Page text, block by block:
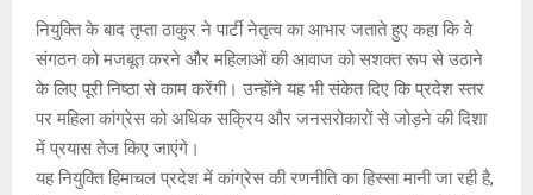
नियुक्ति के बाद तृप्ता ठाकुर ने पार्टी नेतृत्व का आभार जताते हुए कहा कि वे
संगठन को मजबूत करने और महिलाओं की आवाज को सशक्त रूप से उठाने
के लिए पूरी निष्ठा से काम करेंगी। उन्होंने यह भी संकेत दिए कि प्रदेश स्तर
पर महिला कांग्रेस को अधिक सक्रिय और जनसरोकारों से जोड़ने की दिशा
में प्रयास तेज किए जाएंगे।
यह नियुक्ति हिमाचल प्रदेश में कांग्रेस की रणनीति का हिस्सा मानी जा रही है,